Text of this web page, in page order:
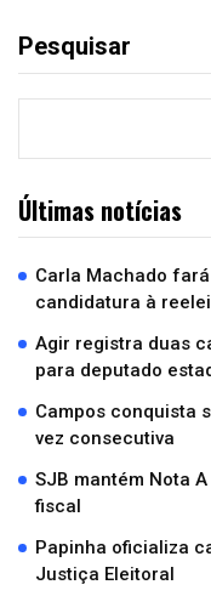
Pesquisar
Últimas notícias
Carla Machado
candidatura à
Agir registra duas
para deputado
Campos conquista
vez consecutiva
SJB mantém Nota
fiscal
Papinha oficializa
Justiça Eleitoral